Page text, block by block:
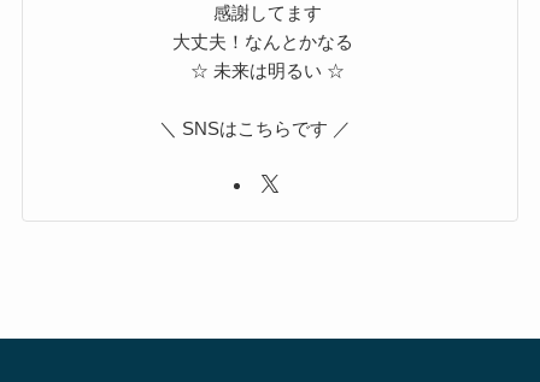
感謝してます
大丈夫！なんとかなる
☆ 未来は明るい ☆
＼ SNSはこちらです ／